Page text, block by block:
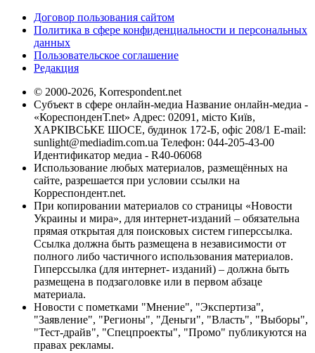
Договор пользования сайтом
Политика в сфере конфиденциальности и персональных
данных
Пользовательское соглашение
Редакция
© 2000-2026, Korrespondent.net
Субъект в сфере онлайн-медиа Название онлайн-медиа -
«КореспонденТ.net» Адрес: 02091, місто Київ,
ХАРКІВСЬКЕ ШОСЕ, будинок 172-Б, офіс 208/1 E-mail:
sunlight@mediadim.com.ua Телефон: 044-205-43-00
Идентификатор медиа - R40-06068
Использование любых материалов, размещённых на
сайте, разрешается при условии ссылки на
Корреспондент.net.
При копировании материалов со страницы «Новости
Украины и мира», для интернет-изданий – обязательна
прямая открытая для поисковых систем гиперссылка.
Ссылка должна быть размещена в независимости от
полного либо частичного использования материалов.
Гиперссылка (для интернет- изданий) – должна быть
размещена в подзаголовке или в первом абзаце
материала.
Новости с пометками "Мнение", "Экспертиза",
"Заявление", "Регионы", "Деньги", "Власть", "Выборы",
"Тест-драйв", "Спецпроекты", "Промо" публикуются на
правах рекламы.